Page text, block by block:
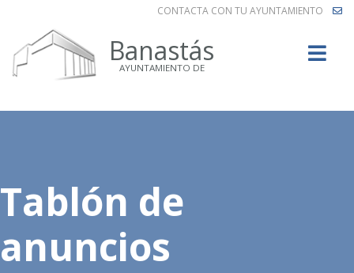
CONTACTA CON TU AYUNTAMIENTO
Banastás
AYUNTAMIENTO DE
Tablón de
anuncios